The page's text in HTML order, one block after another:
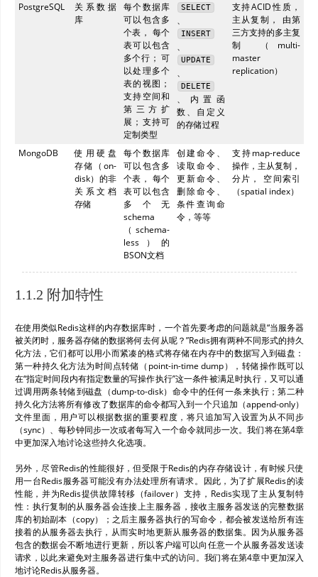
PostgreSQL
关系数据
库
每个数据库
可以包含多
个表， 每个
表可以包含
多个行； 可
以处理多个
表的视图；
支持空间和
第三方扩
展；支持可
定制类型
SELECT
、
INSERT
、
UPDATE
、
DELETE
、内置函
数、自定义
的存储过程
支持ACID性质，
主从复制， 由第
三方支持的多主复
制 （multi-
master
replication）
MongoDB
使用硬盘
存储（on-
disk）的非
关系文档
存储
每个数据库
可以包含多
个表， 每个
表可以包含
多个无
schema
（schema-
less）的
BSON文档
创建命令、
读取命令、
更新命令、
删除命令、
条件查询命
令，等等
支持map-reduce
操作，主从复制，
分片， 空间索引
（spatial index）
1.1.2 附加特性
在使用类似Redis这样的内存数据库时，一个首先要考虑的问题就是“当服务器
被关闭时，服务器存储的数据将何去何从呢？”Redis拥有两种不同形式的持久
化方法，它们都可以用小而紧凑的格式将存储在内存中的数据写入到磁盘：
第一种持久化方法为时间点转储（point-in-time dump），转储操作既可以
在“指定时间段内有指定数量的写操作执行”这一条件被满足时执行，又可以通
过调用两条转储到磁盘（dump-to-disk）命令中的任何一条来执行；第二种
持久化方法将所有修改了数据库的命令都写入到一个只追加（append-only）
文件里面，用户可以根据数据的重要程度，将只追加写入设置为从不同步
（sync）、每秒钟同步一次或者每写入一个命令就同步一次。我们将在第4章
中更加深入地讨论这些持久化选项。
另外，尽管Redis的性能很好，但受限于Redis的内存存储设计，有时候只使
用一台Redis服务器可能没有办法处理所有请求。因此，为了扩展Redis的读
性能，并为Redis提供故障转移（failover）支持，Redis实现了主从复制特
性：执行复制的从服务器会连接上主服务器，接收主服务器发送的完整数据
库的初始副本（copy）；之后主服务器执行的写命令，都会被发送给所有连
接着的从服务器去执行，从而实时地更新从服务器的数据集。因为从服务器
包含的数据会不断地进行更新，所以客户端可以向任意一个从服务器发送读
请求，以此来避免对主服务器进行集中式的访问。我们将在第4章中更加深入
地讨论Redis从服务器。